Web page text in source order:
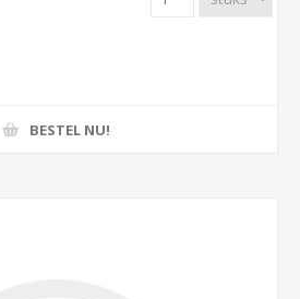
BESTEL NU!